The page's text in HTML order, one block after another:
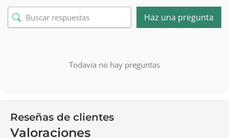
Haz una pregunta
Todavía no hay preguntas
Reseñas de clientes
Valoraciones